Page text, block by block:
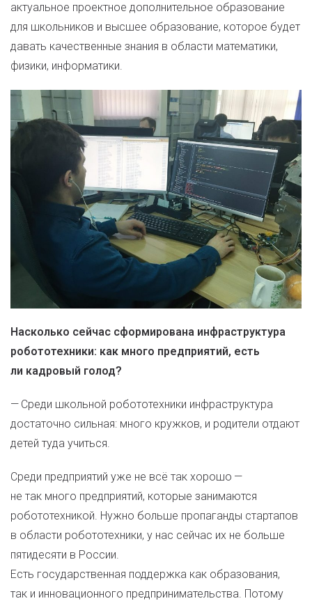
актуальное проектное дополнительное образование
для школьников и высшее образование, которое будет
давать качественные знания в области математики,
физики, информатики.
Насколько сейчас сформирована инфраструктура
робототехники: как много предприятий, есть
ли кадровый голод?
— Среди школьной робототехники инфраструктура
достаточно сильная: много кружков, и родители отдают
детей туда учиться.
Среди предприятий уже не всё так хорошо —
не так много предприятий, которые занимаются
робототехникой. Нужно больше пропаганды стартапов
в области робототехники, у нас сейчас их не больше
пятидесяти в России.
Есть государственная поддержка как образования,
так и инновационного предпринимательства. Потому